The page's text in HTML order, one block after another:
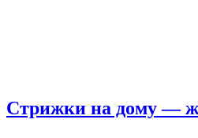
Стрижки на дому —